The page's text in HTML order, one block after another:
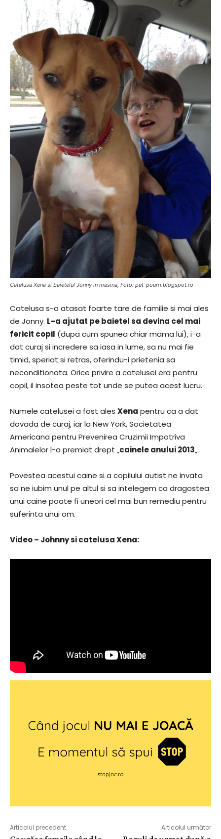
Catelusa Xena si baietelul Jonny in masina, Foto: pet-pourri.blogspot.ro
Catelusa s-a atasat foarte tare de familie si mai ales
de Jonny. L-a ajutat pe baietel sa devina cel mai
fericit copil (dupa cum spunea chiar mama lui), i-a
dat curaj si incredere sa iasa in lume, sa nu mai fie
timid, speriat si retras, oferindu-i prietenia sa
neconditionata. Orice privire a catelusei era pentru
copil, il insotea peste tot unde se putea acest lucru.
Numele catelusei a fost ales Xena pentru ca a dat
dovada de curaj, iar la New York, Societatea
Americana pentru Prevenirea Cruzimii Impotriva
Animalelor l-a premiat drept „cainele anului 2013„.
Povestea acestui caine si a copilului autist ne invata
sa ne iubim unul pe altul si sa intelegem ca dragostea
unui caine poate fi uneori cel mai bun remediu pentru
suferinta unui om.
Video – Johnny si catelusa Xena:
Articolul precedent Articolul următor